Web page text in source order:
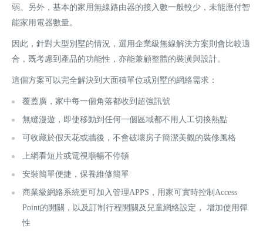
弱。另外，基本的家用無線路由器的接入數一般較少，未能應付智
能家用電器數量。
因此，針對大型別墅的情況，選用企業級無線解決方案則會比較適
合，既考慮到產品的功能性，亦能兼顧整體的裝潢與設計。
這個方案可以完全解決到大面積單位或別墅的網絡需求：
覆蓋廣，家中每一個角落都收到超強訊號
無縫漫遊，即使移動到任何一個區域都不用人工切換熱點
可收藏於假天花或牆後，不會破壞房子簡潔美觀的裝修風格
上網看短片或電視順暢不停頓
安裝簡單便捷，保養維修簡單
商業級網絡系統更可加入管理APPS，用家可實時控制Access
Point的開關，以及訂制行程開關及兒童網絡設定， 增加使用彈
性